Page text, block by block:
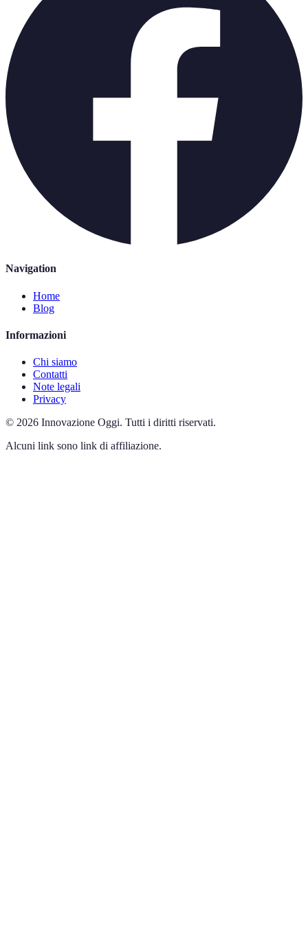
Navigation
Home
Blog
Informazioni
Chi siamo
Contatti
Note legali
Privacy
© 2026 Innovazione Oggi. Tutti i diritti riservati.
Alcuni link sono link di affiliazione.